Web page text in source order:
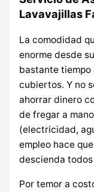
Lavavajillas
La comodidad
enorme desde
bastante tiempo
cubiertos. Y no
ahorrar dinero
de fregar a
(electricidad,
empleo hace
descienda todos
Por temor a